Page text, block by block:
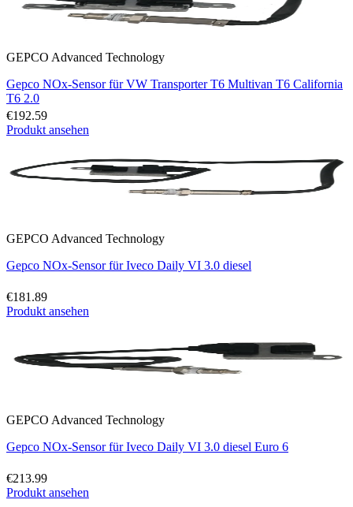
GEPCO Advanced Technology
Gepco NOx-Sensor für VW Transporter T6 Multivan T6 California
T6 2.0
€192.59
Produkt ansehen
GEPCO Advanced Technology
Gepco NOx-Sensor für Iveco Daily VI 3.0 diesel
€181.89
Produkt ansehen
GEPCO Advanced Technology
Gepco NOx-Sensor für Iveco Daily VI 3.0 diesel Euro 6
€213.99
Produkt ansehen